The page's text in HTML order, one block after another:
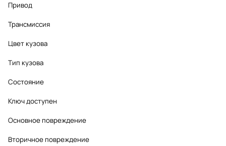
Привод
Трансмиссия
Цвет кузова
Тип кузова
Состояние
Ключ доступен
Основное повреждение
Вторичное повреждение